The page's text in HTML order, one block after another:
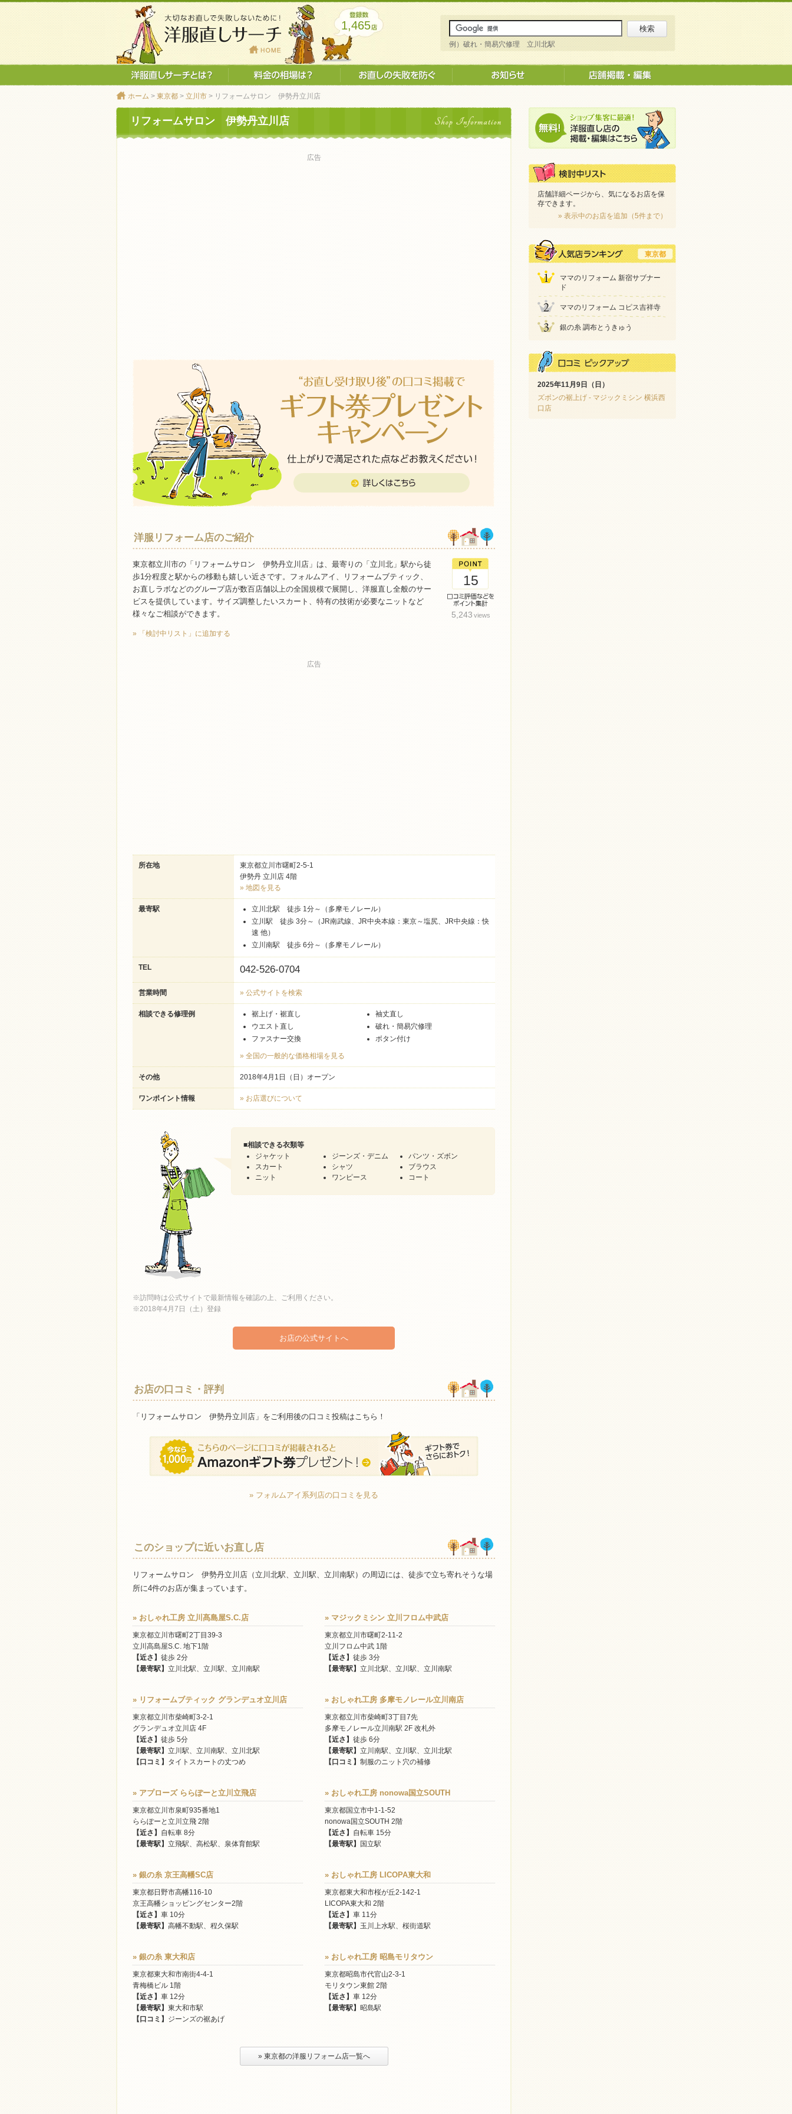
1,465
例）破れ・簡易穴修理 立川北駅
ホーム > 東京都 > 立川市 > リフォームサロン 伊勢丹立川店
リフォームサロン 伊勢丹立川店
洋服リフォーム店のご紹介
東京都立川市の「リフォームサロン 伊勢丹立川店」は、最寄りの「立川北」駅から徒
歩1分程度と駅からの移動も嬉しい近さです。フォルムアイ、リフォームブティック、
お直しラボなどのグループ店が数百店舗以上の全国規模で展開し、洋服直し全般のサー
ビスを提供しています。サイズ調整したいスカート、特有の技術が必要なニットなど
様々なご相談ができます。
» 「検討中リスト」に追加する
15
5,243 views
所在地
東京都立川市曙町2-5-1
伊勢丹 立川店 4階
» 地図を見る
最寄駅
立川北駅 徒歩 1分～（多摩モノレール）
立川駅 徒歩 3分～（JR南武線、JR中央本線：東京～塩尻、JR中央線：快
速 他）
立川南駅 徒歩 6分～（多摩モノレール）
TEL 042-526-0704
営業時間 » 公式サイトを検索
相談できる修理例 裾上げ・裾直し
袖丈直し
ウエスト直し
破れ・簡易穴修理
ファスナー交換
ボタン付け
» 全国の一般的な価格相場を見る
その他 2018年4月1日（日）オープン
ワンポイント情報 » お店選びについて
■相談できる衣類等
ジャケット
ジーンズ・デニム
パンツ・ズボン
スカート
シャツ
ブラウス
ニット
ワンピース コート
※訪問時は公式サイトで最新情報を確認の上、ご利用ください。
※2018年4月7日（土）登録
お店の公式サイトへ
お店の口コミ・評判
「リフォームサロン 伊勢丹立川店」をご利用後の口コミ投稿はこちら！
» フォルムアイ系列店の口コミを見る
このショップに近いお直し店
リフォームサロン 伊勢丹立川店（立川北駅、立川駅、立川南駅）の周辺には、徒歩で立ち寄れそうな場
所に4件のお店が集まっています。
» おしゃれ工房 立川髙島屋S.C.店
東京都立川市曙町2丁目39-3
立川高島屋S.C. 地下1階
【近さ】 徒歩 2分
【最寄駅】 立川北駅、立川駅、立川南駅
» マジックミシン 立川フロム中武店
東京都立川市曙町2-11-2
立川フロム中武 1階
【近さ】 徒歩 3分
【最寄駅】 立川北駅、立川駅、立川南駅
» リフォームブティック グランデュオ立川店
東京都立川市柴崎町3-2-1
グランデュオ立川店 4F
【近さ】 徒歩 5分
【最寄駅】 立川駅、立川南駅、立川北駅
【口コミ】 タイトスカートの丈つめ
» おしゃれ工房 多摩モノレール立川南店
東京都立川市柴崎町3丁目7先
多摩モノレール立川南駅 2F 改札外
【近さ】 徒歩 6分
【最寄駅】 立川南駅、立川駅、立川北駅
【口コミ】 制服のニット穴の補修
» アプローズ ららぽーと立川立飛店
東京都立川市泉町935番地1
ららぽーと立川立飛 2階
【近さ】 自転車 8分
【最寄駅】 立飛駅、高松駅、泉体育館駅
» おしゃれ工房 nonowa国立SOUTH
東京都国立市中1-1-52
nonowa国立SOUTH 2階
【近さ】 自転車 15分
【最寄駅】
国立駅
» 銀の糸 京王高幡SC店
東京都日野市高幡116-10
京王高幡ショッピングセンター2階
【近さ】 車 10分
【最寄駅】 高幡不動駅、程久保駅
» おしゃれ工房 LICOPA東大和
東京都東大和市桜が丘2-142-1
LICOPA東大和 2階
【近さ】 車 11分
【最寄駅】 玉川上水駅、桜街道駅
» 銀の糸 東大和店
東京都東大和市南街4-4-1
青梅橋ビル 1階
【近さ】 車 12分
【最寄駅】 東大和市駅
【口コミ】 ジーンズの裾あげ
» おしゃれ工房 昭島モリタウン
東京都昭島市代官山2-3-1
モリタウン東館 2階
【近さ】 車 12分
【最寄駅】 昭島駅
» 東京都の洋服リフォーム店一覧へ
店舗詳細ページから、気になるお店を保
存できます。
» 表示中のお店を追加（5件まで）
東京都
ママのリフォーム 新宿サブナー
ド
ママのリフォーム コピス吉祥寺
銀の糸 調布とうきゅう
2025年11月9日（日）
ズボンの裾上げ - マジックミシン 横浜西
口店